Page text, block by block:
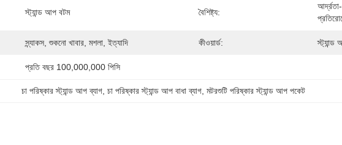
স্ট্যান্ড আপ বটম বৈশিষ্ট্য:
স্ন্যাকস, শুকনো খাবার, মশলা, ইত্যাদি কীওয়ার্ড: স্ট্যান্ড
প্রতি বছর 100,000,000 পিসি
চা পরিষ্কার স্ট্যান্ড আপ ব্যাগ , চা পরিষ্কার স্ট্যান্ড আপ বাধা ব্যাগ , মটরশুটি পরিষ্কার স্ট্যান্ড আপ পকেট